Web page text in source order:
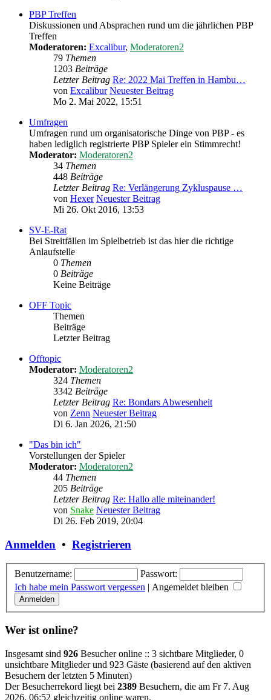
PBP Treffen
Diskussionen und Absprachen rund um die jährlichen PBP
Treffen
Moderatoren: Excalibur, Moderatoren2
79 Themen
1203 Beiträge
Letzter Beitrag Re: 2022 Mai Treffen in Hambu…
von Excalibur Neuester Beitrag
Mo 2. Mai 2022, 15:51
Umfragen
Umfragen rund um organisatorische Dinge von PBP - es
haben lediglich registrierte PBP Spieler ein Stimmrecht!
Moderator: Moderatoren2
34 Themen
448 Beiträge
Letzter Beitrag Re: Verlängerung Zykluspause …
von Hexer Neuester Beitrag
Mi 26. Okt 2016, 13:53
SV-E-Rat
Bei Streitfällen im Spielbetrieb ist das hier die richtige
Anlaufstelle
0 Themen
0 Beiträge
Keine Beiträge
OFF Topic
Themen
Beiträge
Letzter Beitrag
Offtopic
Moderator: Moderatoren2
324 Themen
3342 Beiträge
Letzter Beitrag Re: Bondars Abwesenheit
von Zenn Neuester Beitrag
Di 6. Jan 2026, 21:50
"Das bin ich"
Vorstellungen der Spieler
Moderator: Moderatoren2
44 Themen
205 Beiträge
Letzter Beitrag Re: Hallo alle miteinander!
von Snake Neuester Beitrag
Di 26. Feb 2019, 20:04
Anmelden • Registrieren
Benutzername:
Passwort:
Ich habe mein Passwort vergessen | Angemeldet bleiben
Wer ist online?
Insgesamt sind 926 Besucher online :: 3 sichtbare Mitglieder, 0
unsichtbare Mitglieder und 923 Gäste (basierend auf den aktiven
Besuchern der letzten 5 Minuten)
Der Besucherrekord liegt bei 2389 Besuchern, die am Fr 7. Aug
2026, 06:52 gleichzeitig online waren.